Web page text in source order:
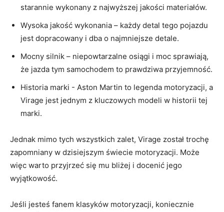
‌starannie⁣ wykonany z najwyższej⁣ jakości materiałów.
Wysoka jakość wykonania – każdy detal tego pojazdu
⁤jest dopracowany i dba o‌ najmniejsze‍ detale.
Mocny‍ silnik – niepowtarzalne osiągi i moc sprawiają,
że jazda tym samochodem to prawdziwa​ przyjemność.
Historia marki ⁣- ⁣Aston‍ Martin to legenda ⁤motoryzacji, a
Virage jest​ jednym z⁣ kluczowych modeli w historii ‌tej
marki.
Jednak mimo tych wszystkich⁤ zalet,‍ Virage został ⁢trochę
zapomniany w dzisiejszym ‌świecie motoryzacji. Może
więc warto⁤ przyjrzeć się mu bliżej i docenić jego
‍wyjątkowość.
Jeśli jesteś ⁣fanem klasyków motoryzacji, koniecznie